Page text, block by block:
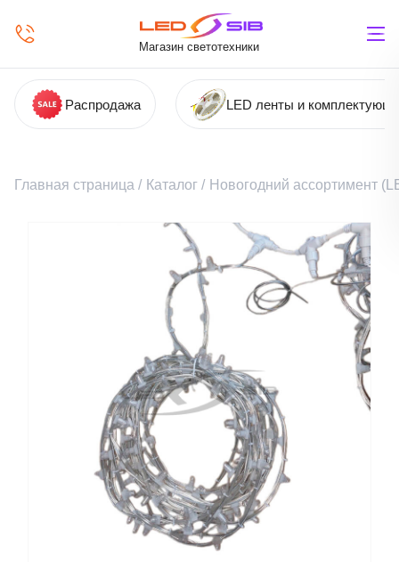
Магазин светотехники
Распродажа LED ленты и
Главная страница / Каталог / Новогодний ассортимент